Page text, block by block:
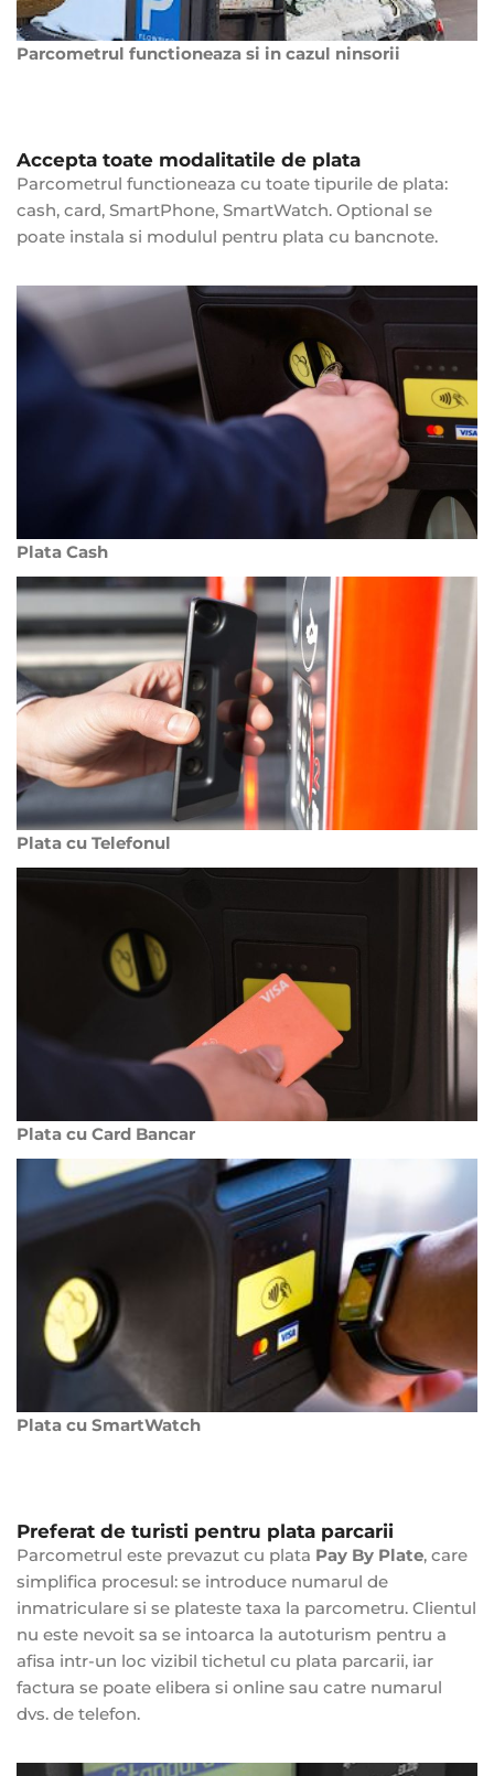
Parcometrul functioneaza si in cazul ninsorii
Accepta toate modalitatile de plata
Parcometrul functioneaza cu toate tipurile de plata:
cash, card, SmartPhone, SmartWatch. Optional se
poate instala si modulul pentru plata cu bancnote.
Plata Cash
Plata cu Telefonul
Plata cu Card Bancar
Plata cu SmartWatch
Preferat de turisti pentru plata parcarii
Parcometrul este prevazut cu plata Pay By Plate, care
simplifica procesul: se introduce numarul de
inmatriculare si se plateste taxa la parcometru. Clientul
nu este nevoit sa se intoarca la autoturism pentru a
afisa intr-un loc vizibil tichetul cu plata parcarii, iar
factura se poate elibera si online sau catre numarul
dvs. de telefon.